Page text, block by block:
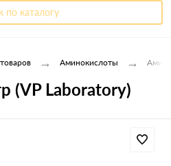
по каталогу
→ Аминокислоты →
(VP Laboratory)